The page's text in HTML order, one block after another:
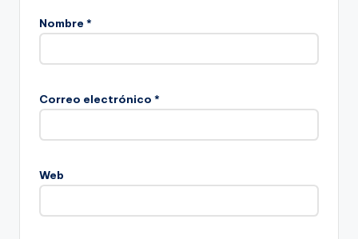
Nombre *
Correo electrónico *
Web